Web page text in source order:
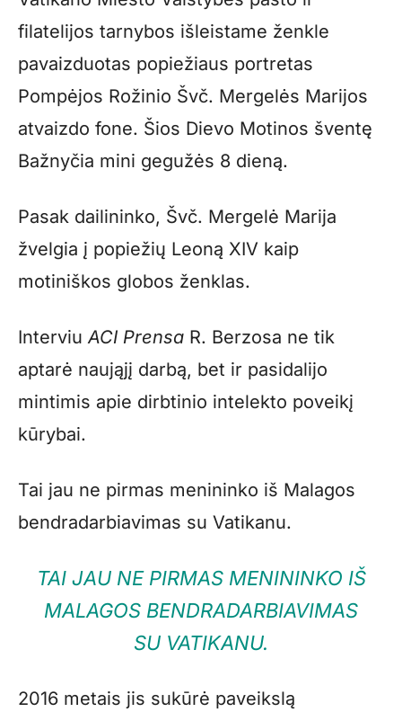
filatelijos tarnybos išleistame ženkle
pavaizduotas popiežiaus portretas
Pompėjos Rožinio Švč. Mergelės Marijos
atvaizdo fone. Šios Dievo Motinos šventę
Bažnyčia mini gegužės 8 dieną.
Pasak dailininko, Švč. Mergelė Marija
žvelgia į popiežių Leoną XIV kaip
motiniškos globos ženklas.
Interviu ACI Prensa R. Berzosa ne tik
aptarė naująjį darbą, bet ir pasidalijo
mintimis apie dirbtinio intelekto poveikį
kūrybai.
Tai jau ne pirmas menininko iš Malagos
bendradarbiavimas su Vatikanu.
TAI JAU NE PIRMAS MENININKO IŠ
MALAGOS BENDRADARBIAVIMAS
SU VATIKANU.
2016 metais jis sukūrė paveikslą